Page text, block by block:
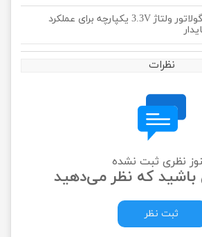
رگولاتور ولتاژ 3.3V یکپارچه برای عملکرد
نظرات
نظری ثبت نشده
باشید که نظر می‌دهید
ثبت نظر